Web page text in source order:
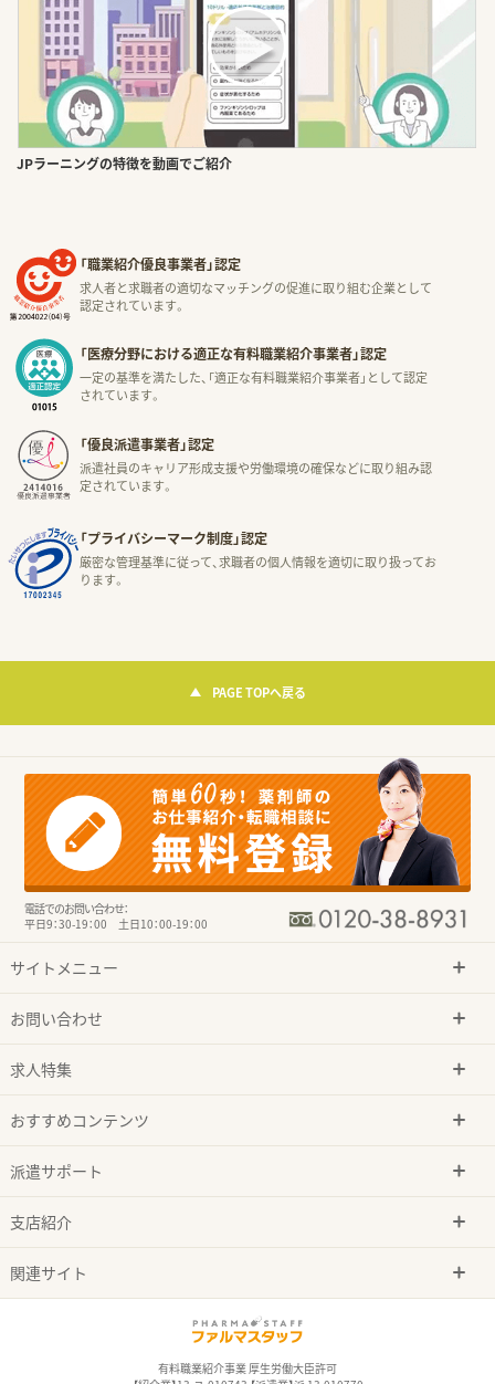
JPラーニングの特徴を動画でご紹介
「職業紹介優良事業者」認定
求人者と求職者の適切なマッチングの促進に取り組む企業として
認定されています。
「医療分野における適正な有料職業紹介事業者」認定
一定の基準を満たした、「適正な有料職業紹介事業者」として認定
されています。
「優良派遣事業者」認定
派遣社員のキャリア形成支援や労働環境の確保などに取り組み認
定されています。
「プライバシーマーク制度」認定
厳密な管理基準に従って、求職者の個人情報を適切に取り扱ってお
ります。
PAGE TOPへ戻る
電話でのお問い合わせ：
平日9：30-19：00 土日10：00-19：00
サイトメニュー
お問い合わせ
求人特集
おすすめコンテンツ
派遣サポート
支店紹介
関連サイト
有料職業紹介事業 厚生労働大臣許可